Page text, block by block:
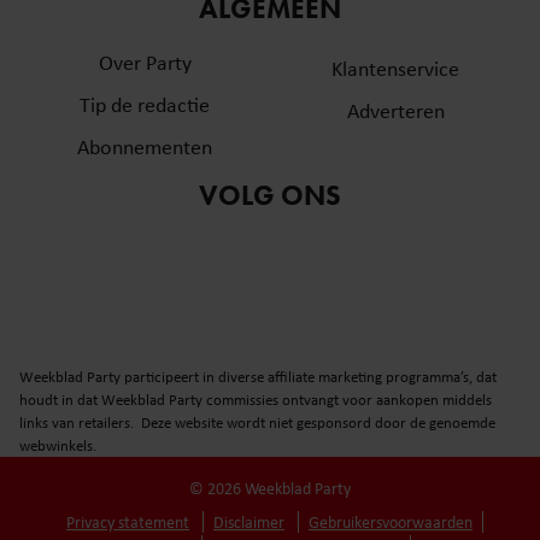
partners kunnen deze gegevens combineren met andere
verzameld op basis van uw gebruik van hun services. U
gaat akkoord met onze cookies als u onze website blijft
ALGEMEEN
Over Party
Tip de redactie
Abonnementen
Klantenservice
Adverteren
VOLG ONS
Weekblad Party participeert in diverse affiliate marketing programma’s, dat
houdt in dat Weekblad Party commissies ontvangt voor aankopen middels
links van retailers. Deze website wordt niet gesponsord door de genoemde
webwinkels.
© 2026 Weekblad Party
Privacy statement
Disclaimer
Gebruikersvoorwaarden